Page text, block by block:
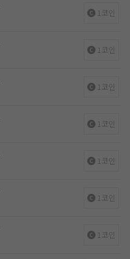
1코인
1코인
1코인
1코인
1코인
1코인
1코인